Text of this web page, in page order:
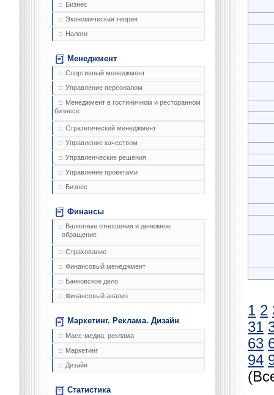
Бизнес
Экономическая теория
Налоги
Менеджмент
Спортивный менеджмент
Управление персоналом
Менеджмент в гостиничном и ресторанном
бизнесе
Стратегический менеджмент
Управление качеством
Управленческие решения
Управление проектами
Бизнес
Финансы
Валютные отношения и денежное
обращение
Страхование
Финансовый менеджмент
Банковское дело
Финансовый анализ
Маркетинг. Реклама. Дизайн
Масс-медиа, реклама
Маркетинг
Дизайн
Статистика
1 2
31
63
94